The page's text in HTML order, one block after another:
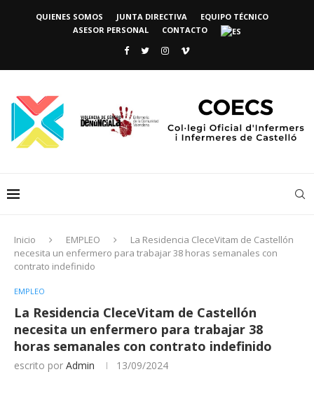
QUIENES SOMOS JUNTA DIRECTIVA
EQUIPO TÉCNICO
ASESOR PERSONAL
CONTACTO
Inicio EMPLEO
La Residencia CleceVitam de Castellón
necesita un enfermero para trabajar 38 horas semanales con
contrato indefinido
EMPLEO
La Residencia CleceVitam de Castellón
necesita un enfermero para trabajar 38
horas semanales con contrato indefinido
escrito por Admin 13/09/2024